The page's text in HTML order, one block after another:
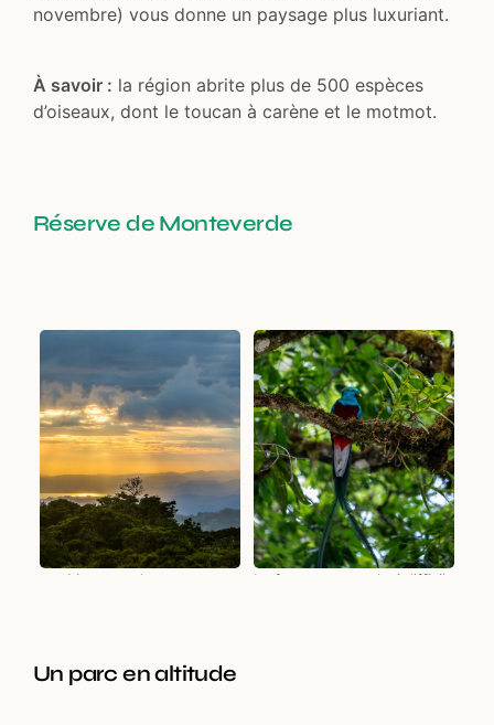
novembre) vous donne un paysage plus luxuriant.
À savoir : la région abrite plus de 500 espèces
d’oiseaux, dont le toucan à carène et le motmot.
Réserve de Monteverde
Monteverde, un parc
Le fameux quetzal, si difficile
Un parc en altitude